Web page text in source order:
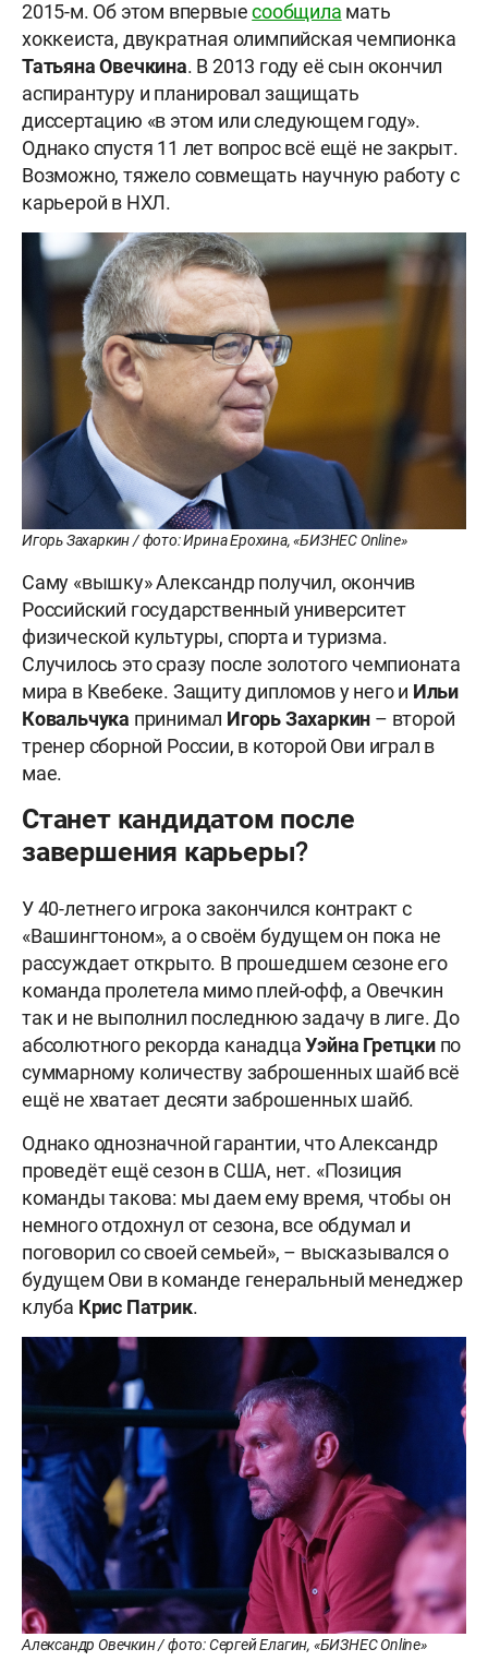
2015-м. Об этом впервыесообщила мать
хоккеиста, двукратная олимпийская чемпионка
Татьяна Овечкина. В 2013 году её сын окончил
аспирантуру и планировал защищать
диссертацию «в этом или следующем году».
Однако спустя 11 лет вопрос всё ещё не закрыт.
Возможно, тяжело совмещать научную работу с
карьерой в НХЛ.
Игорь Захаркин / фото: Ирина Ерохина, «БИЗНЕС Online»
Саму «вышку» Александр получил, окончив
Российский государственный университет
физической культуры, спорта и туризма.
Случилось это сразу после золотого чемпионата
мира в Квебеке. Защиту дипломов у него и Ильи
Ковальчука принимал Игорь Захаркин – второй
тренер сборной России, в которой Ови играл в
мае.
Станет кандидатом после
завершения карьеры?
У 40-летнего игрока закончился контракт с
«Вашингтоном», а о своём будущем он пока не
рассуждает открыто. В прошедшем сезоне его
команда пролетела мимо плей-офф, а Овечкин
так и не выполнил последнюю задачу в лиге. До
абсолютного рекорда канадцаУэйна Гретцкипо
суммарному количеству заброшенных шайб всё
ещё не хватает десяти заброшенных шайб.
Однако однозначной гарантии, что Александр
проведёт ещё сезон в США, нет. «Позиция
команды такова: мы даем ему время, чтобы он
немного отдохнул от сезона, все обдумал и
поговорил со своей семьей», – высказывался о
будущем Ови в команде генеральный менеджер
клуба Крис Патрик.
Александр Овечкин / фото: Сергей Елагин, «БИЗНЕС Online»